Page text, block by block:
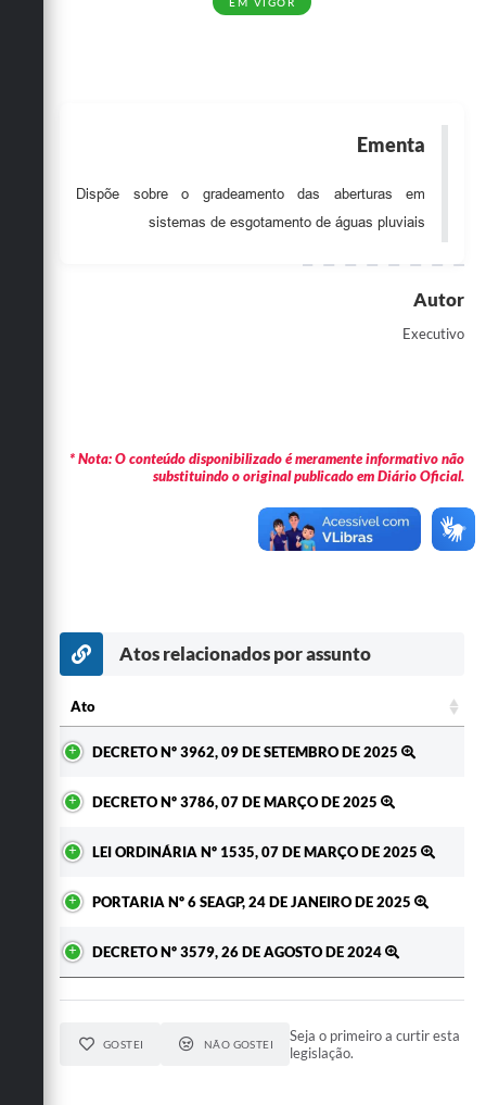
Galeria de Vídeos
Sala M. do Empreendedor
Ementa
Dispõe sobre o gradeamento das aberturas em
sistemas de esgotamento de águas pluviais
Autor
Executivo
* Nota: O conteúdo disponibilizado é meramente informativo não
substituindo o original publicado em Diário Oficial.
Atos relacionados por assunto
Ato
DECRETO Nº 3962, 09 DE SETEMBRO DE 2025
DECRETO Nº 3786, 07 DE MARÇO DE 2025
LEI ORDINÁRIA Nº 1535, 07 DE MARÇO DE 2025
PORTARIA Nº 6 SEAGP, 24 DE JANEIRO DE 2025
DECRETO Nº 3579, 26 DE AGOSTO DE 2024
GOSTEI NÃO GOSTEI
Seja o primeiro a curtir esta
legislação.